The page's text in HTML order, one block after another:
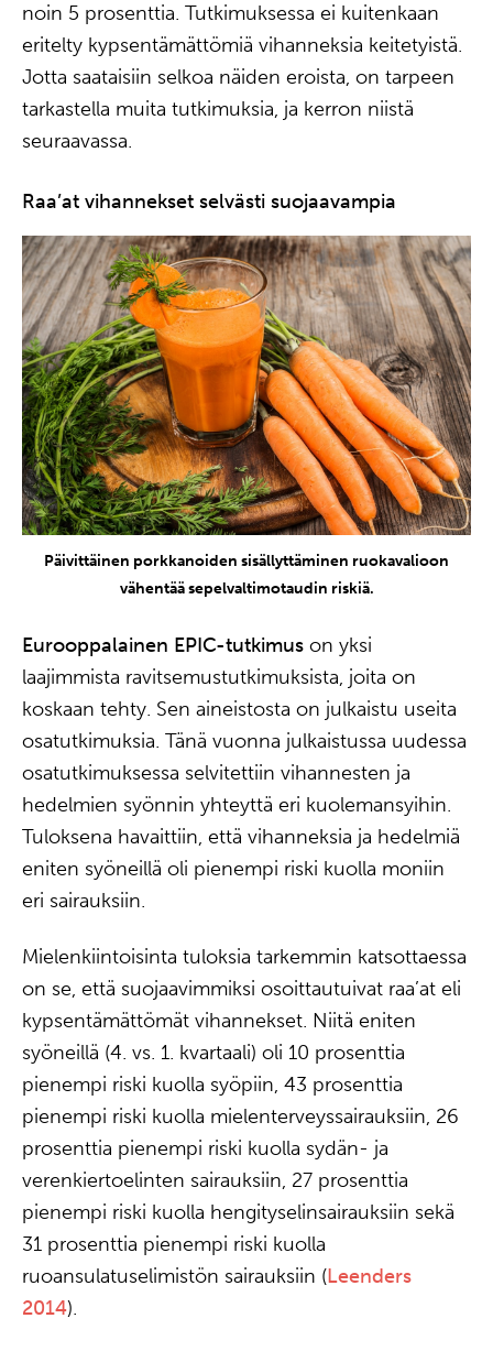
noin 5 prosenttia. Tutkimuksessa ei kuitenkaan
eritelty kypsentämättömiä vihanneksia keitetyistä.
Jotta saataisiin selkoa näiden eroista, on tarpeen
tarkastella muita tutkimuksia, ja kerron niistä
seuraavassa.
Raa’at vihannekset selvästi suojaavampia
Päivittäinen porkkanoiden sisällyttäminen ruokavalioon
vähentää sepelvaltimotaudin riskiä.
Eurooppalainen EPIC-tutkimus on yksi
laajimmista ravitsemustutkimuksista, joita on
koskaan tehty. Sen aineistosta on julkaistu useita
osatutkimuksia. Tänä vuonna julkaistussa uudessa
osatutkimuksessa selvitettiin vihannesten ja
hedelmien syönnin yhteyttä eri kuolemansyihin.
Tuloksena havaittiin, että vihanneksia ja hedelmiä
eniten syöneillä oli pienempi riski kuolla moniin
eri sairauksiin.
Mielenkiintoisinta tuloksia tarkemmin katsottaessa
on se, että suojaavimmiksi osoittautuivat raa’at eli
kypsentämättömät vihannekset. Niitä eniten
syöneillä (4. vs. 1. kvartaali) oli 10 prosenttia
pienempi riski kuolla syöpiin, 43 prosenttia
pienempi riski kuolla mielenterveyssairauksiin, 26
prosenttia pienempi riski kuolla sydän- ja
verenkiertoelinten sairauksiin, 27 prosenttia
pienempi riski kuolla hengityselinsairauksiin sekä
31 prosenttia pienempi riski kuolla
ruoansulatuselimistön sairauksiin (Leenders
2014).